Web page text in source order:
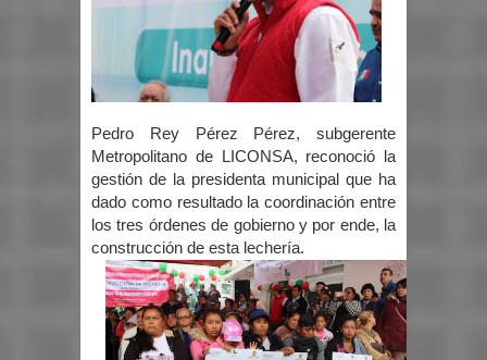
Pedro Rey Pérez Pérez, subgerente
Metropolitano de LICONSA, reconoció la
gestión de la presidenta municipal que ha
dado como resultado la coordinación entre
los tres órdenes de gobierno y por ende, la
construcción de esta lechería.